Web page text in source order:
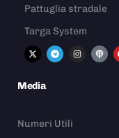
Pattuglia stradale
Targa System
Media
Numeri Utili